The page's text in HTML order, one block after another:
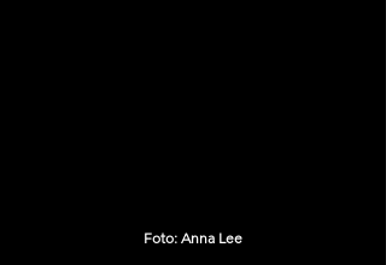
Foto: Anna Lee